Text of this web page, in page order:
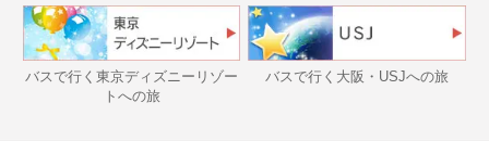
バスで行く東京ディズニーリゾー
トへの旅
バスで行く大阪・USJへの旅